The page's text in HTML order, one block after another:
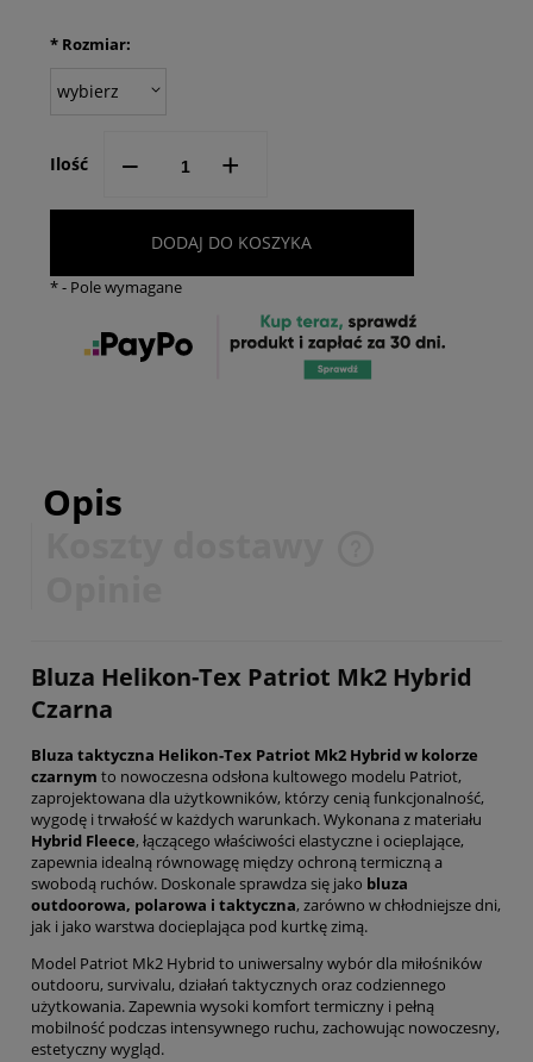
*Rozmiar:
Ilość -- +
DODAJ DO KOSZYKA
*- Pole wymagane
Opis
Bluza Helikon-Tex Patriot Mk2 Hybrid
Czarna
Bluza taktyczna Helikon-Tex Patriot Mk2 Hybrid w kolorze
czarnym to nowoczesna odsłona kultowego modelu Patriot,
zaprojektowana dla użytkowników, którzy cenią funkcjonalność,
wygodę i trwałość w każdych warunkach. Wykonana z materiału
Hybrid Fleece, łączącego właściwości elastyczne i ocieplające,
zapewnia idealną równowagę między ochroną termiczną a
swobodą ruchów. Doskonale sprawdza się jako bluza
outdoorowa, polarowa i taktyczna, zarówno w chłodniejsze dni,
jak i jako warstwa docieplająca pod kurtkę zimą.
Model Patriot Mk2 Hybrid to uniwersalny wybór dla miłośników
outdooru, survivalu, działań taktycznych oraz codziennego
użytkowania. Zapewnia wysoki komfort termiczny i pełną
mobilność podczas intensywnego ruchu, zachowując nowoczesny,
estetyczny wygląd.